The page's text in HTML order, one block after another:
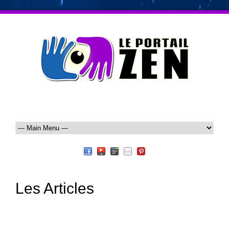
Les Articles